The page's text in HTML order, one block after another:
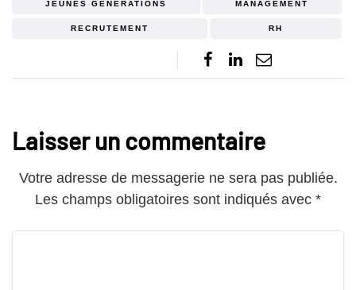
JEUNES GÉNÉRATIONS MANAGEMENT
RECRUTEMENT RH
Laisser un commentaire
Votre adresse de messagerie ne sera pas publiée.
Les champs obligatoires sont indiqués avec *